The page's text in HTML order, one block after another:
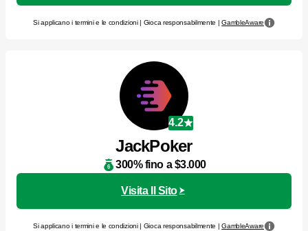
Si applicano i termini e le condizioni | Gioca responsabilmente |GambleAware
4.2
JackPoker
300% fino a $3.000
Visita Il Sito
Si applicano i termini e le condizioni | Gioca responsabilmente |GambleAware